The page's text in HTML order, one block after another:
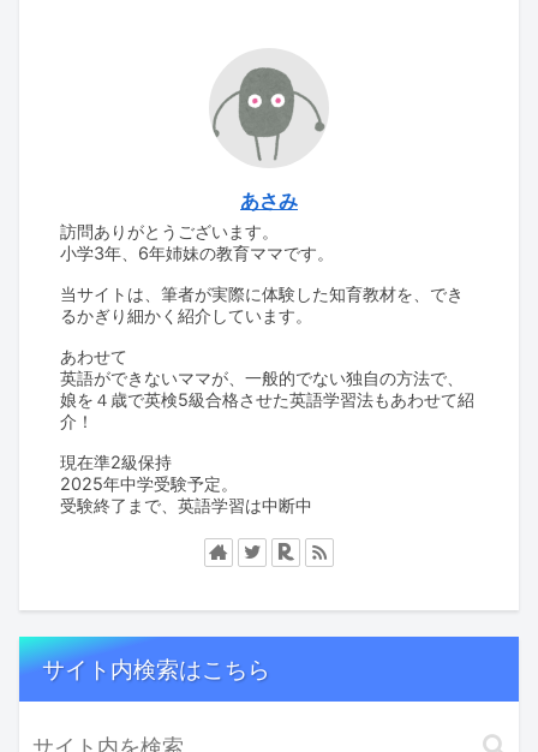
あさみ
訪問ありがとうございます。
小学3年、6年姉妹の教育ママです。
当サイトは、筆者が実際に体験した知育教材を、でき
るかぎり細かく紹介しています。
あわせて
英語ができないママが、一般的でない独自の方法で、
娘を４歳で英検5級合格させた英語学習法もあわせて紹
介！
現在準2級保持
2025年中学受験予定。
受験終了まで、英語学習は中断中
サイト内検索はこちら